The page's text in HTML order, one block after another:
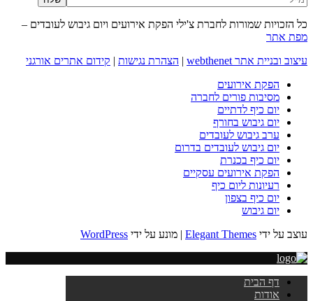
כל הזכויות שמורות לחברת צ'ילי הפקת אירועים ויום גיבוש לעובדים –
מפת אתר
עיצוב ובניית אתר webthenet
| הצהרת נגישות | קידום אתרים אורגני
הפקת אירועים
מסיבות פורים לחברה
יום כיף לדתיים
יום גיבוש בחורף
ערב גיבוש לעובדים
יום גיבוש לעובדים בדרום
יום כיף בכנרת
הפקת אירועים עסקיים
רעיונות ליום כיף
יום כיף בצפון
יום גיבוש
עוצב על ידי Elegant Themes | מונע על ידי WordPress
דף הבית
אודות